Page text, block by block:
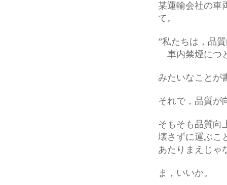
某運輸会社の車
て。
”私たちは，品
車内禁煙につ
みたいなことが
それで，品質が
そもそも品質向
壊さずに運ぶこ
あたりまえじゃ
ま，いいか。